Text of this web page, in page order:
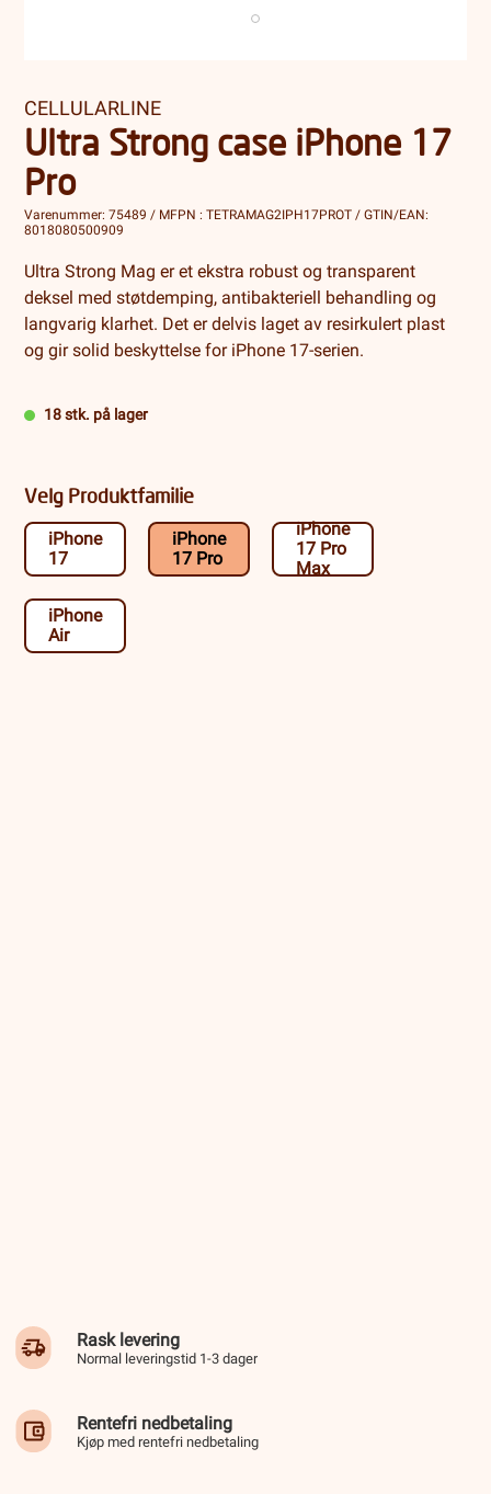
CELLULARLINE
Ultra Strong case iPhone 17
Pro
Varenummer: 75489 / MFPN : TETRAMAG2IPH17PROT / GTIN/EAN:
8018080500909
Ultra Strong Mag er et ekstra robust og transparent
deksel med støtdemping, antibakteriell behandling og
langvarig klarhet. Det er delvis laget av resirkulert plast
og gir solid beskyttelse for iPhone 17-serien.
18 stk. på lager
Velg Produktfamilie
iPhone
17
iPhone
17 Pro
iPhone
17 Pro
Max
iPhone
Air
Rask levering
Normal leveringstid 1-3 dager
Rentefri nedbetaling
Kjøp med rentefri nedbetaling